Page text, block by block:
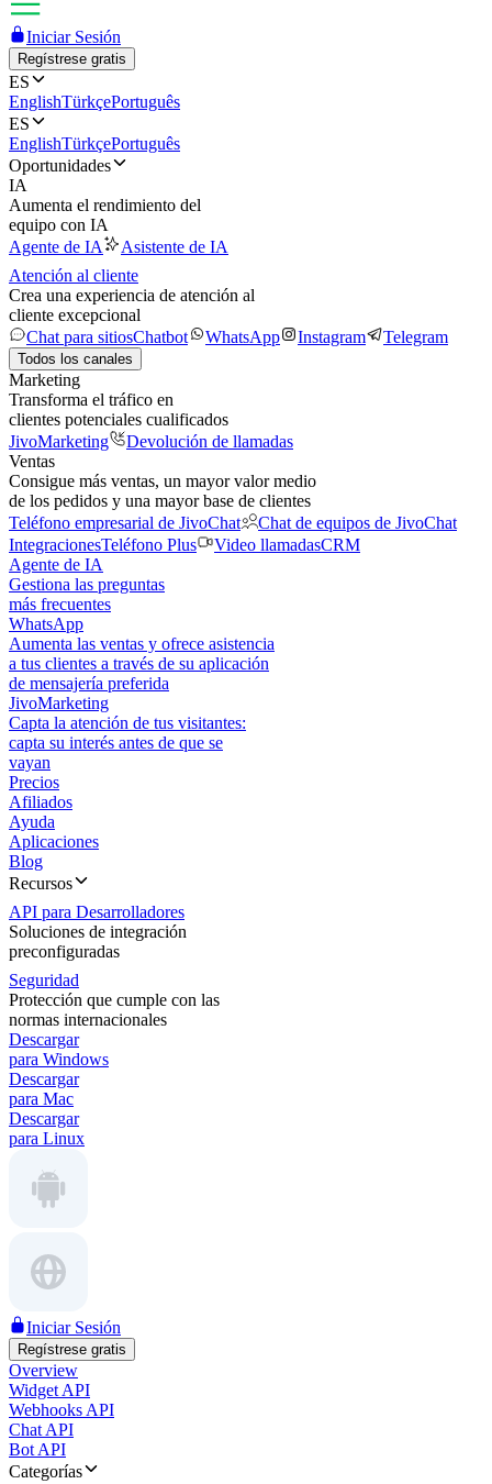
Iniciar Sesión
Regístrese gratis
ES
EnglishTürkçePortuguês
ES
EnglishTürkçePortuguês
Oportunidades
IA
Aumenta el rendimiento del
equipo con IA
Agente de IA
Asistente de IA
Atención al cliente
Crea una experiencia de atención al
cliente excepcional
Chat para sitiosChatbot WhatsApp Instagram Telegram
Todos los canales
Marketing
Transforma el tráfico en
clientes potenciales cualificados
JivoMarketing
Devolución de llamadas
Ventas
Consigue más ventas, un mayor valor medio
de los pedidos y una mayor base de clientes
Teléfono empresarial de JivoChat
Chat de equipos de JivoChat
IntegracionesTeléfono Plus Video llamadasCRM
Agente de IA
Gestiona las preguntas
más frecuentes
WhatsApp
Aumenta las ventas y ofrece asistencia
a tus clientes a través de su aplicación
de mensajería preferida
JivoMarketing
Capta la atención de tus visitantes:
capta su interés antes de que se
vayan
Precios
Afiliados
Ayuda
Aplicaciones
Blog
Recursos
API para Desarrolladores
Soluciones de integración
preconfiguradas
Seguridad
Protección que cumple con las
normas internacionales
Descargar
para Windows
Descargar
para Mac
Descargar
para Linux
Iniciar Sesión
Regístrese gratis
Overview
Widget API
Webhooks API
Chat API
Bot API
Categorías